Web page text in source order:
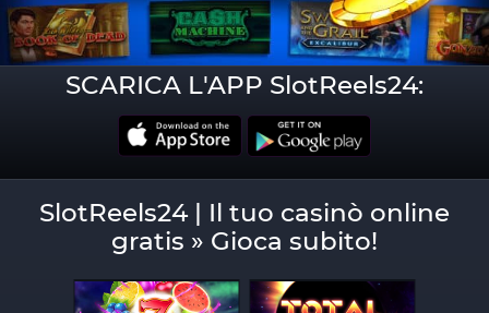
SCARICA L'APP SlotReels24:
SlotReels24 | Il tuo casinò online
gratis » Gioca subito!